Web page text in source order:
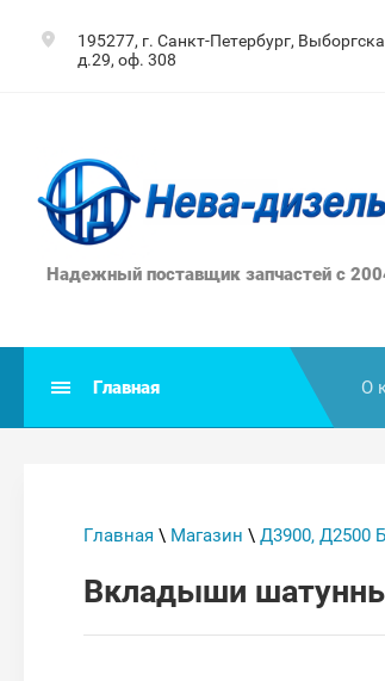
195277, г. Санкт-Петербург,
д.29, оф. 308
Надежный поставщик запчастей с
Главная О
Главная \ Магазин \ Д3900, Д2500
Вкладыши